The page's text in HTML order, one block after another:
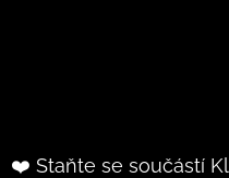
❤️ Staňte se součástí